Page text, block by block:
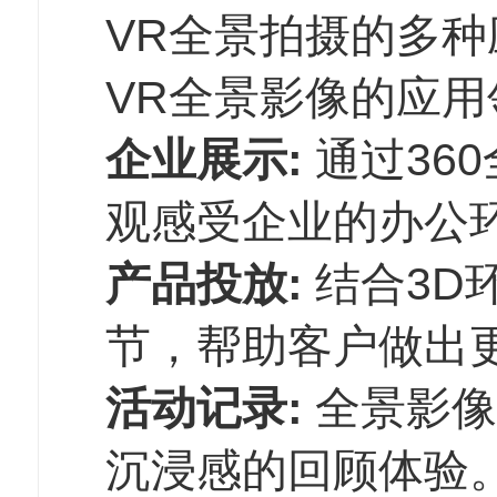
VR全景拍摄的多
VR全景影像的应
企业展示: 通过360
观感受企业的办公
产品投放: 结合3D
节，帮助客户做出
活动记录: 全景影
沉浸感的回顾体验